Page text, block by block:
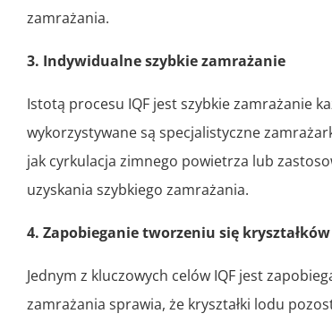
zamrażania.
3. Indywidualne szybkie zamrażanie
Istotą procesu IQF jest szybkie zamrażanie
wykorzystywane są specjalistyczne
jak cyrkulacja zimnego powietrza lub
uzyskania szybkiego zamrażania.
4. Zapobieganie tworzeniu się
Jednym z kluczowych celów IQF jest
zamrażania sprawia, że ​​kryształki lodu